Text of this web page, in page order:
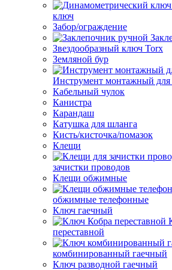
ключ
Забор/ограждение
Звездообразный ключ Torx
Земляной бур
Инструмент монтажный для
Кабельный чулок
Канистра
Карандаш
Катушка для шланга
Кисть/кисточка/помазок
Клещи
зачистки проводов
Клещи обжимные
обжимные телефонные
Ключ гаечный
переставной
комбинированный гаечный
Ключ разводной гаечный